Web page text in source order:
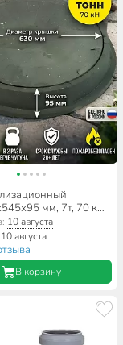
мм, 7т, 70 кН,
10 августа
10 августа
В корзину